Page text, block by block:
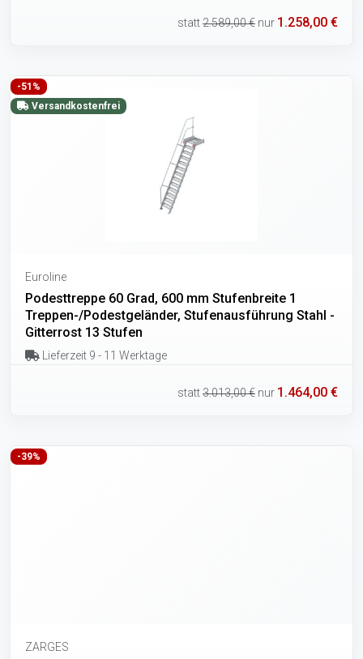
statt2.589,00 € nur 1.258,00 €
-51%
Versandkostenfrei
Euroline
Podesttreppe 60 Grad, 600 mm Stufenbreite 1
Treppen-/Podestgeländer, Stufenausführung Stahl -
Gitterrost 13 Stufen
Lieferzeit 9 - 11 Werktage
statt3.013,00 € nur 1.464,00 €
-39%
ZARGES